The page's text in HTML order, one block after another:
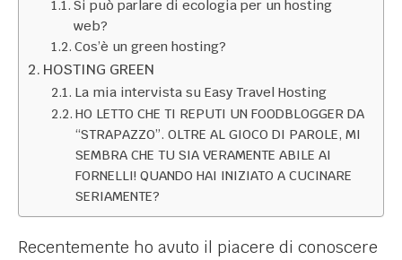
Si può parlare di ecologia per un hosting
web?
Cos’è un green hosting?
HOSTING GREEN
La mia intervista su Easy Travel Hosting
HO LETTO CHE TI REPUTI UN FOODBLOGGER DA
“STRAPAZZO”. OLTRE AL GIOCO DI PAROLE, MI
SEMBRA CHE TU SIA VERAMENTE ABILE AI
FORNELLI! QUANDO HAI INIZIATO A CUCINARE
SERIAMENTE?
Recentemente ho avuto il piacere di conoscere